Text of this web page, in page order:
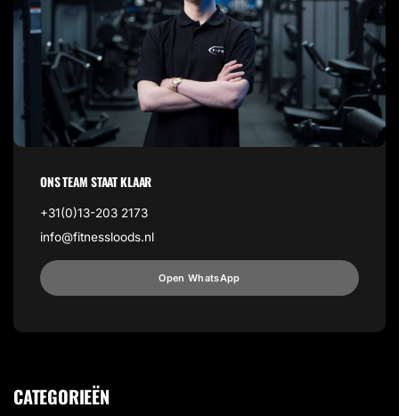
ONS TEAM STAAT KLAAR
+31(0)13-203 2173
info@fitnessloods.nl
Open WhatsApp
CATEGORIEËN